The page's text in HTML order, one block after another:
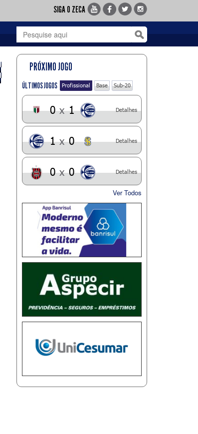
SIGA O ZECA
PRÓXIMO JOGO
ÚLTIMOS JOGOS Profissional Base Sub-20
0 x 1 Detalhes
1 x 0 Detalhes
0 x 0 Detalhes
Ver Todos